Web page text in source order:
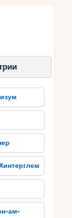
широкий
где
нет
гостиницах
курорта.
и
ам-